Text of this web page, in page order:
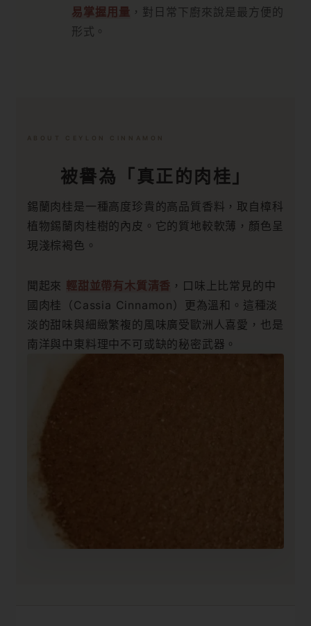
易掌握用量 ，對日常下廚來說是最方便的
形式。
ABOUT CEYLON CINNAMON
被譽為「真正的肉桂」
錫蘭肉桂是一種高度珍貴的高品質香料，取自樟科
植物錫蘭肉桂樹的內皮。它的質地較軟薄，顏色呈
現淺棕褐色。
聞起來 輕甜並帶有木質清香 ，口味上比常見的中
國肉桂（Cassia Cinnamon）更為溫和。這種淡
淡的甜味與細緻繁複的風味廣受歐洲人喜愛，也是
南洋與中東料理中不可或缺的秘密武器。